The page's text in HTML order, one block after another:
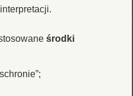
środki